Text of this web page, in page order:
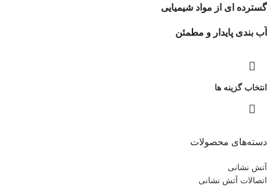
دسته‌های محصولات
آتش نشانی
اتصالات آتش نشانی
گسترده ای از مواد شیمیایی
آب بندی پایدار و مطمئن
انتخاب گزینه ها